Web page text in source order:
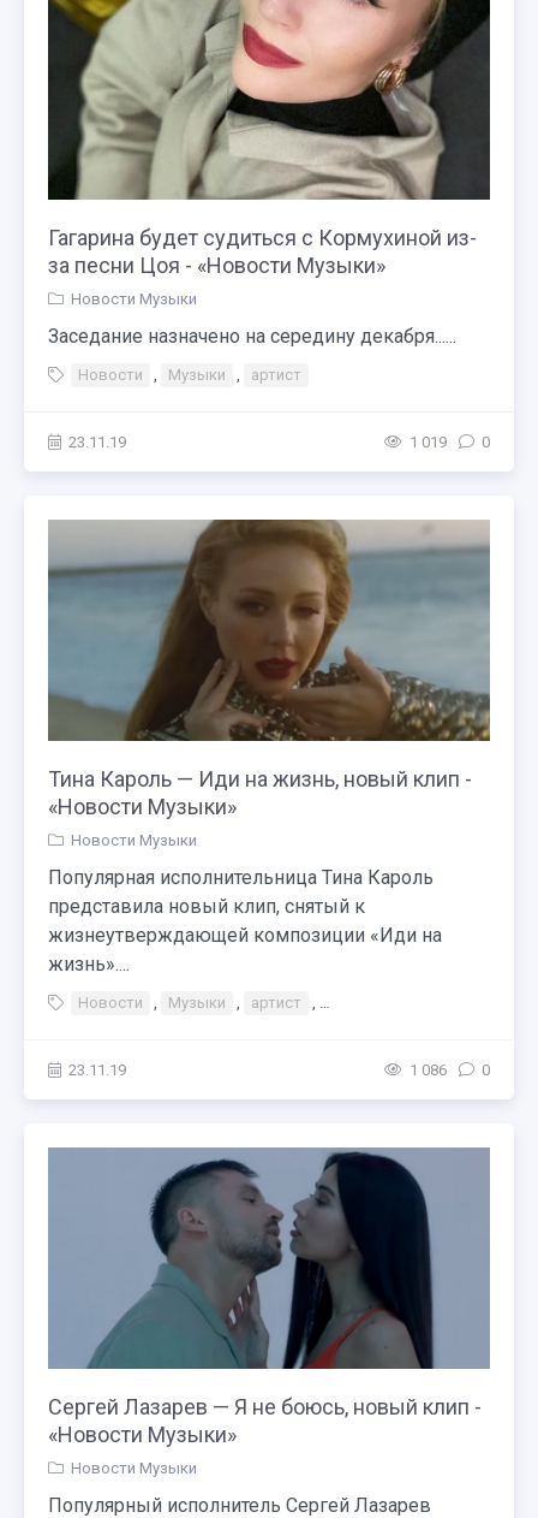
Гагарина будет судиться с Кормухиной из-
за песни Цоя - «Новости Музыки»
Новости Музыки
Заседание назначено на середину декабря......
Новости , Музыки , артист
23.11.19 1 019 0
Тина Кароль — Иди на жизнь, новый клип -
«Новости Музыки»
Новости Музыки
Популярная исполнительница Тина Кароль
представила новый клип, снятый к
жизнеутверждающей композиции «Иди на
жизнь»....
Новости , Музыки , артист , Тина Кароль — Иди на
23.11.19 1 086 0
Сергей Лазарев — Я не боюсь, новый клип -
«Новости Музыки»
Новости Музыки
Популярный исполнитель Сергей Лазарев